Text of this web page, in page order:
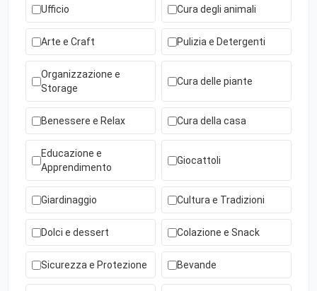
Ufficio Cura degli animali
Arte e Craft Pulizia e Detergenti
Organizzazione e
Storage
Cura delle piante
Benessere e Relax Cura della casa
Educazione e
Apprendimento
Giocattoli
Giardinaggio Cultura e Tradizioni
Dolci e dessert Colazione e Snack
Sicurezza e Protezione Bevande